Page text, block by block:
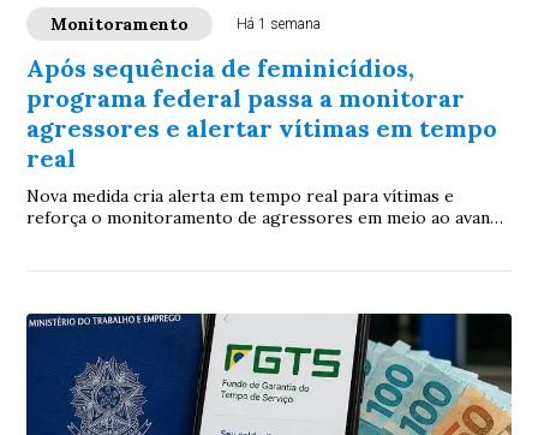
Monitoramento Há 1 semana
Após sequência de feminicídios,
programa federal passa a monitorar
agressores e alertar vítimas em tempo
real
Nova medida cria alerta em tempo real para vítimas e
reforça o monitoramento de agressores em meio ao avanço